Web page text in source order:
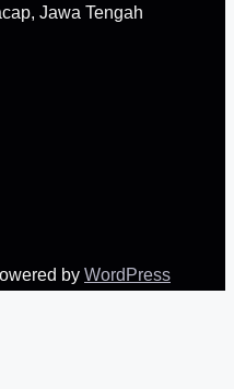
Jawa Tengah
by WordPress